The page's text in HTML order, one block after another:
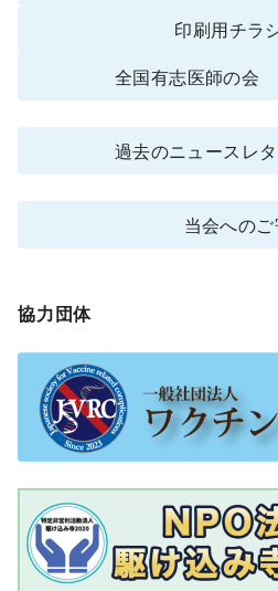
印刷用チラ
全国有志医師の会
過去のニュースレ
当会への
協力団体